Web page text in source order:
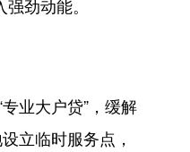
劲动能。
业大户贷”，缓解
立临时服务点，